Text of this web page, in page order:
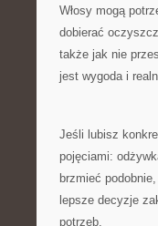
Włosy mogą
dobierać
także jak nie
jest wygoda i
Jeśli lubisz
pojęciami:
brzmieć
lepsze decyzje
potrzeb.